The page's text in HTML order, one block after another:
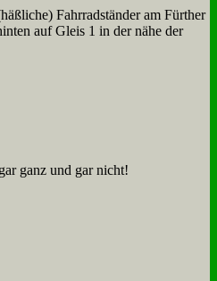
Fahr­rad­stän­der am Für­ther
auf Gleis 1 in der nä­he der
ganz und gar nicht!